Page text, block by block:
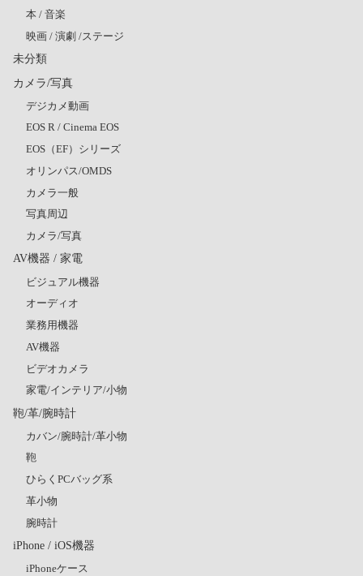
本 / 音楽
映画 / 演劇 /ステージ
未分類
カメラ/写真
デジカメ動画
EOS R / Cinema EOS
EOS（EF）シリーズ
オリンパス/OMDS
カメラ一般
写真周辺
カメラ/写真
AV機器 / 家電
ビジュアル機器
オーディオ
業務用機器
AV機器
ビデオカメラ
家電/インテリア/小物
鞄/革/腕時計
カバン/腕時計/革小物
鞄
ひらくPCバッグ系
革小物
腕時計
iPhone / iOS機器
iPhoneケース